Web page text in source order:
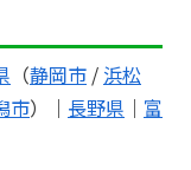
（静岡市 / 浜松
市）｜ 長野県 ｜ 富